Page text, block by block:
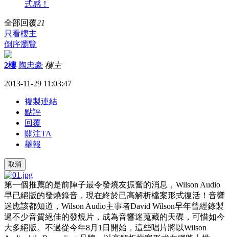
式感！
全部回覆21
只看樓主
倒序瀏覽
2樓 陶忠豪 樓主
2013-11-29 11:03:47
複製連結
點評
回覆
關注TA
舉報
取消
第一個推薦的是前陣子最令發燒友振奮的消息，Wilson Audio
早已絕版的發燒錄音，現在終於已高解析檔案形式復活！音響
迷應該都知道，Wilson Audio主事者David Wilson早年曾經錄製
過不少音質絕佳的發燒片，成為音響迷蒐藏的天碟，可惜如今
大多絕版。不過從今年8月1日開始，這些唱片將以Wilson